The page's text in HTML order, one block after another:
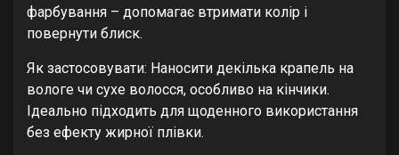
фарбування – допомагає втримати колір і
повернути блиск.
Як застосовувати: Наносити декілька крапель на
вологе чи сухе волосся, особливо на кінчики.
Ідеально підходить для щоденного використання
без ефекту жирної плівки.